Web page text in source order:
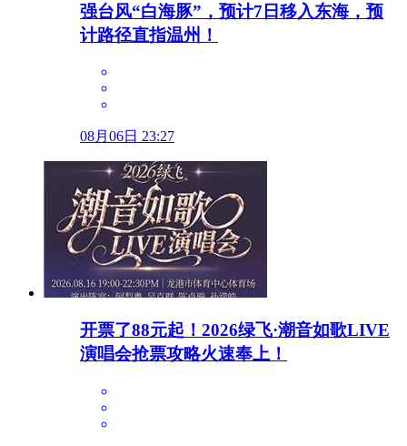
强台风“白海豚”，预计7日移入东海，预
计路径直指温州！
08月06日 23:27
开票了88元起！2026绿飞·潮音如歌LIVE
演唱会抢票攻略火速奉上！